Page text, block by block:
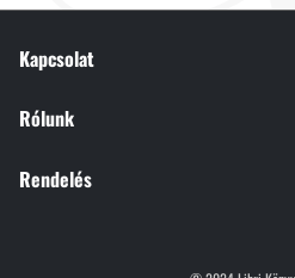
Kapcsolat
Rólunk
Rendelés